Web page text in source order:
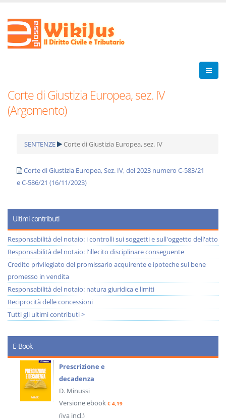
Corte di Giustizia Europea, sez. IV
(Argomento)
SENTENZE Corte di Giustizia Europea, sez. IV
Corte di Giustizia Europea, Sez. IV, del 2023 numero C-583/21
e C-586/21 (16/11/2023)
Ultimi contributi
Responsabilità del notaio: i controlli sui soggetti e sull'oggetto dell'atto
Responsabilità del notaio: l'illecito disciplinare conseguente
Credito privilegiato del promissario acquirente e ipoteche sul bene
promesso in vendita
Responsabilità del notaio: natura giuridica e limiti
Reciprocità delle concessioni
Tutti gli ultimi contributi >
E-Book
Prescrizione e
decadenza
D. Minussi
Versione ebook€ 4,19
(iva incl.)